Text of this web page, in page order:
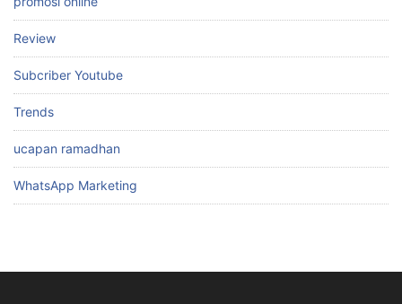
Review
Subcriber Youtube
Trends
ucapan ramadhan
WhatsApp Marketing